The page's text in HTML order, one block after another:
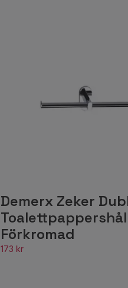
Demerx Zeker
Förkromad
173 kr